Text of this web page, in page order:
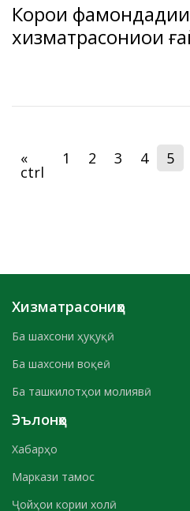
Корҳои
хизматрасониҳои
«
ctrl
1 2 3 4 5
Хизматрасониҳо
Ба шахсони ҳуқуқӣ
Ба шахсони воқеӣ
Ба ташкилотҳои молиявӣ
Эълонҳо
Хабарҳо
Маркази тамос
Ҷойҳои кории холӣ